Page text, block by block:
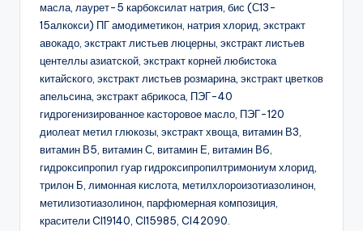
масла, лаурет-5 карбоксилат натрия, бис (С13-
15алкокси) ПГ амодиметикон, натрия хлорид, экстракт
авокадо, экстракт листьев люцерны, экстракт листьев
центеллы азиатской, экстракт корней любистока
китайского, экстракт листьев розмарина, экстракт цветков
апельсина, экстракт абрикоса, ПЭГ-40
гидрогенизированное касторовое масло, ПЭГ-120
диолеат метил глюкозы, экстракт хвоща, витамин В3,
витамин В5, витамин С, витамин Е, витамин В6,
гидроксипропил гуар гидроксипропилтримониум хлорид,
трилон Б, лимонная кислота, метилхлороизотиазолинон,
метилизотиазолинон, парфюмерная композиция,
красители Cl19140, Cl15985, Cl42090.